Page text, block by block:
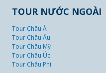
TOUR NƯỚC NGOÀI
Tour Châu Á
Tour Châu Âu
Tour Châu Mỹ
Tour Châu Úc
Tour Châu Phi